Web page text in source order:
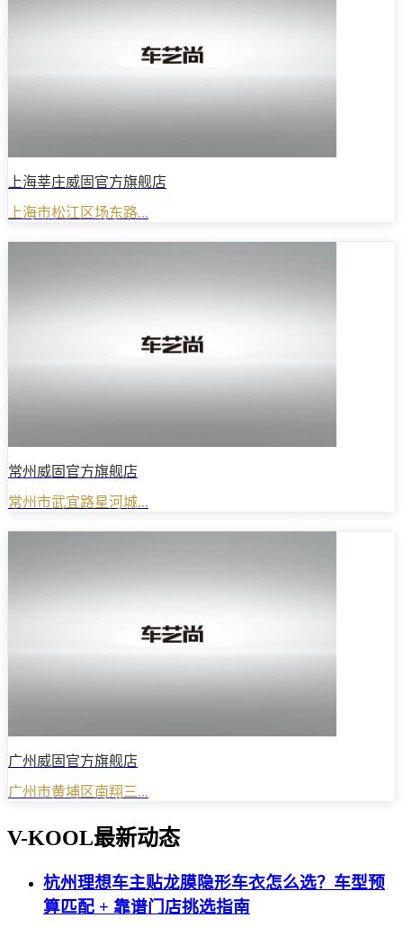
上海莘庄威固官方旗舰店
上海市松江区场东路...
常州威固官方旗舰店
常州市武宜路星河城...
广州威固官方旗舰店
广州市黄埔区南翔三...
V-KOOL最新动态
杭州理想车主贴龙膜隐形车衣怎么选？车型预
算匹配 + 靠谱门店挑选指南